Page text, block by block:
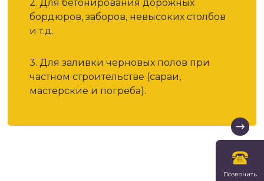
2. Для бетонирования дорожных
бордюров, заборов, невысоких столбов
и т.д.
3. Для заливки черновых полов при
частном строительстве (сараи,
мастерские и погреба).
Позвонить